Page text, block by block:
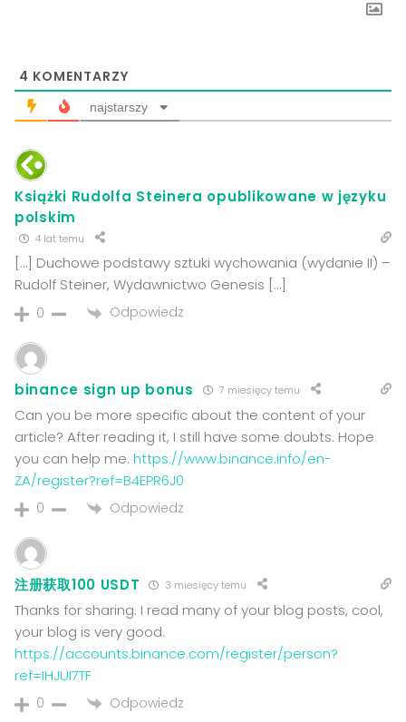
4 KOMENTARZY
najstarszy
Książki Rudolfa Steinera opublikowane w języku
polskim
4 lat temu
[…] Duchowe podstawy sztuki wychowania (wydanie II) –
Rudolf Steiner, Wydawnictwo Genesis […]
0 Odpowiedz
binance sign up bonus 7 miesięcy temu
Can you be more specific about the content of your
article? After reading it, I still have some doubts. Hope
you can help me. https://www.binance.info/en-
ZA/register?ref=B4EPR6J0
0 Odpowiedz
注册获取100 USDT 3 miesięcy temu
Thanks for sharing. I read many of your blog posts, cool,
your blog is very good.
https://accounts.binance.com/register/person?
ref=IHJUI7TF
0 Odpowiedz